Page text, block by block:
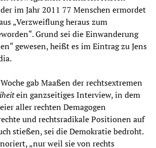
im Jahr 2011 77 Menschen ermordet
„Verzweiflung heraus zum
Grund sei die Einwanderung
gewesen, heißt es im Eintrag zu Jens
gab Maaßen der rechtsextremen
ein ganzseitiges Interview, in dem
aller rechten Demagogen
und rechtsradikale Positionen auf
stießen, sei die Demokratie bedroht.
„nur weil sie von rechts